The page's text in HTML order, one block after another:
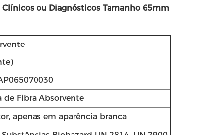
Clínicos ou Diagnósticos Tamanho 65mm
de Fibra Absorvente
apenas em aparência branca